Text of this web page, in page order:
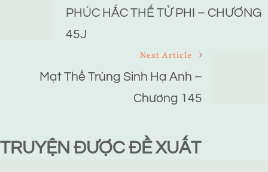
NavigationPHÚC HẮC THẾ TỬ PHI – CHƯƠNG
45J
Next Article
Mạt Thế Trùng Sinh Hạ Anh –
Chương 145
TRUYỆN ĐƯỢC ĐỀ XUẤT